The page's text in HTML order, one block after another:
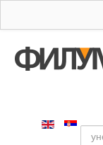
Упис